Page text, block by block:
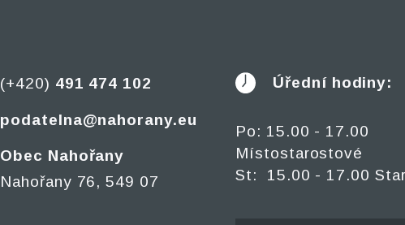
(+420) 491 474 102
podatelna@nahorany.eu
Obec Nahořany
Nahořany 76, 549 07
Úřední hodiny:
Po: 15.00 - 17.00
Místostarostové
St: 15.00 - 17.00